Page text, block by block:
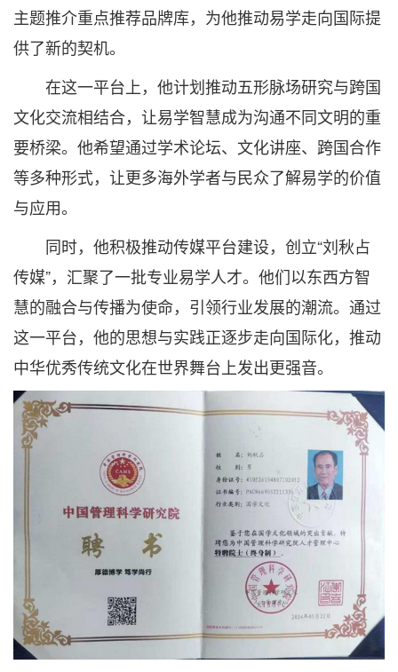
主题推介重点推荐品牌库，为他推动易学走向国际提
供了新的契机。
在这一平台上，他计划推动五形脉场研究与跨国
文化交流相结合，让易学智慧成为沟通不同文明的重
要桥梁。他希望通过学术论坛、文化讲座、跨国合作
等多种形式，让更多海外学者与民众了解易学的价值
与应用。
同时，他积极推动传媒平台建设，创立“刘秋占
传媒”，汇聚了一批专业易学人才。他们以东西方智
慧的融合与传播为使命，引领行业发展的潮流。通过
这一平台，他的思想与实践正逐步走向国际化，推动
中华优秀传统文化在世界舞台上发出更强音。